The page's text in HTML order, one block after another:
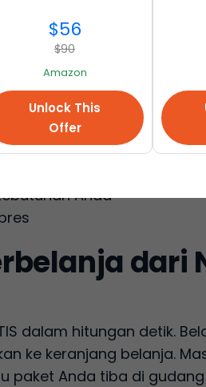
barang-barang Anda
Anda
dari
dalam hitungan detik.
ke keranjang belanja.
paket Anda tiba di
$56
$90
Amazon
Unlock This
Offer